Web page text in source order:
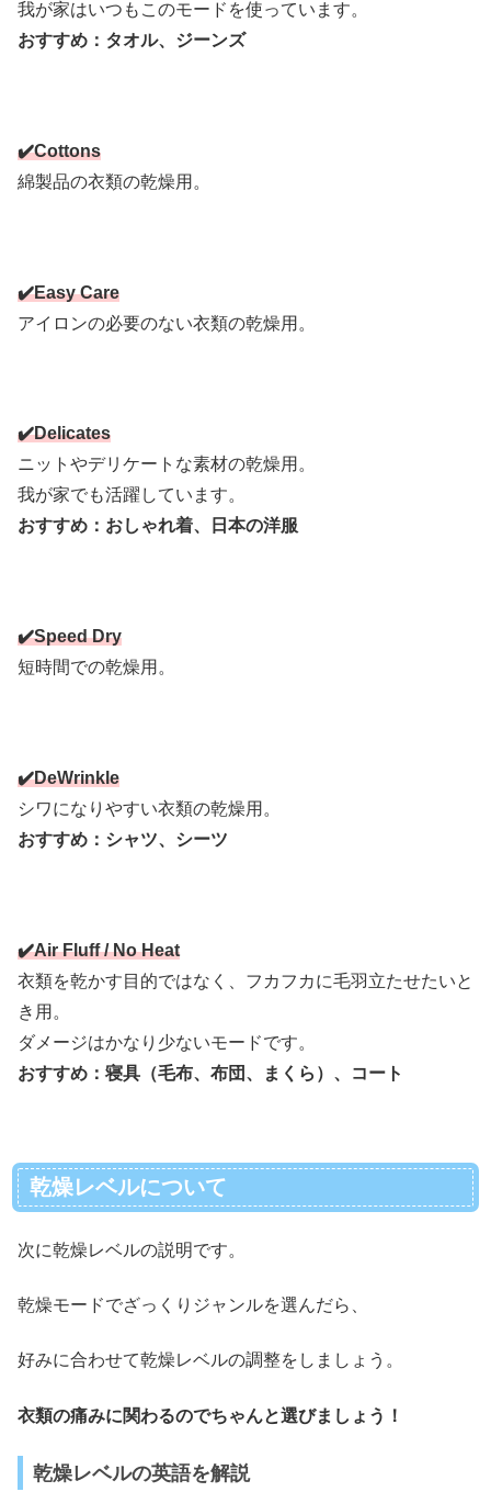
我が家はいつもこのモードを使っています。
おすすめ： タオル、ジーンズ
✔️Cottons
綿製品の衣類の乾燥用。
✔️Easy Care
アイロンの必要のない衣類の乾燥用。
✔️Delicates
ニットやデリケートな素材の乾燥用。
我が家でも活躍しています。
おすすめ：おしゃれ着、日本の洋服
✔️Speed Dry
短時間での乾燥用。
✔️DeWrinkle
シワになりやすい衣類の乾燥用。
おすすめ：シャツ、 シーツ
✔️Air Fluff / No Heat
衣類を乾かす目的ではなく、 フカフカに毛羽立たせたいと
き用。
ダメージはかなり少ないモードです。
おすすめ：寝具 （毛布、布団、まくら） 、コート
乾燥レベルについて
次に乾燥レベルの説明です。
乾燥モードでざっくりジャンルを選んだら、
好みに合わせて乾燥レベルの調整をしましょう。
衣類の痛みに関わるのでちゃんと選びましょう！
乾燥レベルの英語を解説